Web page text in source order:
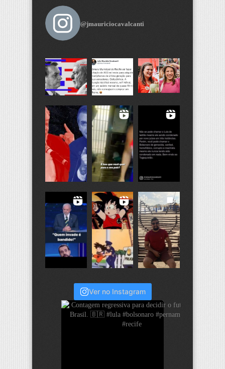
@jmauriciocavalcanti
Ver no Instagram